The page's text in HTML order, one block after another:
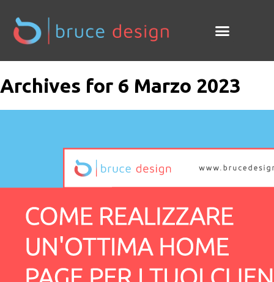
Archives for 6 Marzo 2023